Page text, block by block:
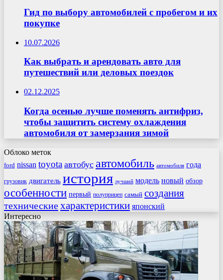
Гид по выбору автомобилей с пробегом и их
покупке
10.07.2026
Как выбрать и арендовать авто для
путешествий или деловых поездок
02.12.2025
Когда осенью лучше поменять антифриз,
чтобы защитить систему охлаждения
автомобиля от замерзания зимой
Облоко меток
ford nissan toyota автобус автомобиль автомобиля года
грузовик двигатель история лучший модель новый обзор
особенности первый полуприцеп самый создания
техническиехарактеристики японский
Интересно